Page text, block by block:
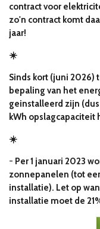
contract voor
zo'n contract komt
jaar!
☀️
Sinds kort (juni 2026)
bepaling van het
geinstalleerd zijn
kWh opslagcapaciteit
☀️
- Per 1 januari 2023
zonnepanelen (tot
installatie). Let op
installatie moet de